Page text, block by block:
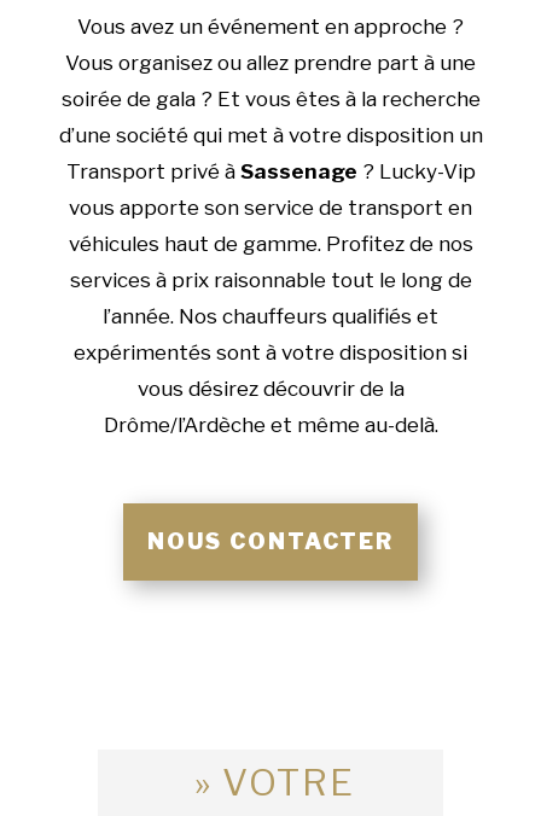
Vous avez un événement en approche ?
Vous organisez ou allez prendre part à une
soirée de gala ? Et vous êtes à la recherche
d’une société qui met à votre disposition un
Transport privé à Sassenage ? Lucky-Vip
vous apporte son service de transport en
véhicules haut de gamme. Profitez de nos
services à prix raisonnable tout le long de
l’année. Nos chauffeurs qualifiés et
expérimentés sont à votre disposition si
vous désirez découvrir de la
Drôme/l’Ardèche et même au-delà.
NOUS CONTACTER
» VOTRE